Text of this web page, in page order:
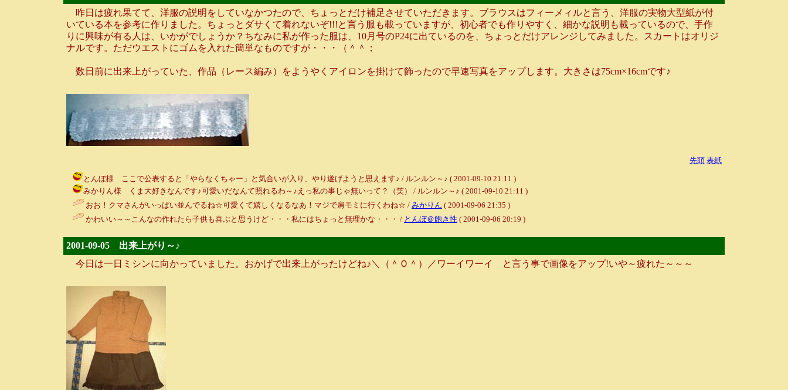
昨日は疲れ果てて、洋服の説明をしていなかつたので、ちょっとだけ補足させていただきます。ブラウスはフィーメィルと言う、洋服の実物大型紙が付
いている本を参考に作りました。ちょっとダサくて着れないぞ!!!と言う服も載っていますが、初心者でも作りやすく、細かな説明も載っているので、手作
りに興味が有る人は、いかがでしょうか？ちなみに私が作った服は、10月号のP24に出ているのを、ちょっとだけアレンジしてみました。スカートはオリジ
ナルです。ただウエストにゴムを入れた簡単なものですが・・・（＾＾；
数日前に出来上がっていた、作品（レース編み）をようやくアイロンを掛けて飾ったので早速写真をアップします。大きさは75cm×16cmです♪
先頭 表紙
とんぼ様 ここで公表すると「やらなくちゃー」と気合いが入り、やり遂げようと思えます♪ / ルンルン～♪ ( 2001-09-10 21:11 )
みかりん様 くま大好きなんです♪可愛いだなんて照れるわ～♪えっ私の事じゃ無いって？（笑） / ルンルン～♪ ( 2001-09-10 21:11 )
おお！クマさんがいっぱい並んでるね☆可愛くて嬉しくなるなあ！マジで肩モミに行くわね☆ / みかりん ( 2001-09-06 21:35 )
かわいい～～こんなの作れたら子供も喜ぶと思うけど・・・私にはちょっと無理かな・・・ / とんぼ＠飽き性 ( 2001-09-06 20:19 )
2001-09-05 出来上がり～♪
今日は一日ミシンに向かっていました。おかげで出来上がったけどね♪＼（＾Ｏ＾）／ワーイワーイ と言う事で画像をアップ!いや～疲れた～～～